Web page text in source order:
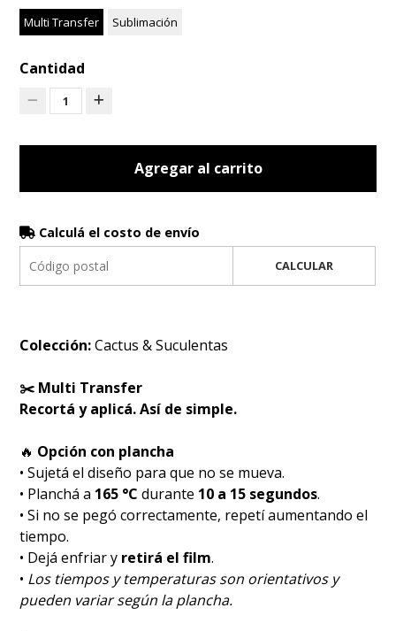
Multi Transfer Sublimación
Cantidad
1
Agregar al carrito
Calculá el costo de envío
CALCULAR
Colección:Cactus & Suculentas
✂️ Multi Transfer
Recortá y aplicá. Así de simple.
🔥 Opción con plancha
• Sujetá el diseño para que no se mueva.
• Planchá a 165 °C durante 10 a 15 segundos.
• Si no se pegó correctamente, repetí aumentando el
tiempo.
• Dejá enfriar y retirá el film.
• Los tiempos y temperaturas son orientativos y
pueden variar según la plancha.